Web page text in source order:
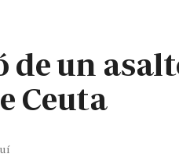
un
Ceuta